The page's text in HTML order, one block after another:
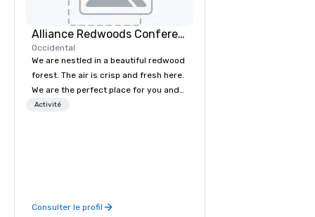
Alliance Redwoods Conference Grounds
Occidental
We are nestled in a beautiful redwood
forest. The air is crisp and fresh here.
We are the perfect place for you and
your group to come get away from
retreat with us is easy and our pricing
Activité
Consulter le profil